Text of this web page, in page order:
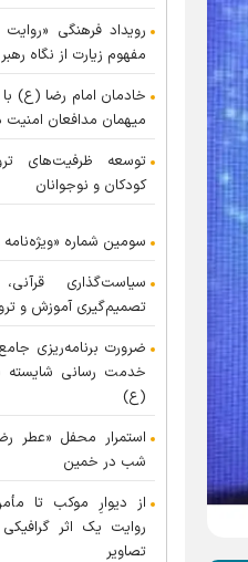
رویداد فرهنگی
مفهوم زیارت از نگاه
خادمان امام رضا (ع)
میهمان مدافعان امنیت
توسعه ظرفیت‌های
کودکان و نوجوانان
سومین شماره «ویژه‌نامه ۱۳۶۸» منتشر شد
سیاست‌گذاری
تصمیم‌گیری آموزش و
ضرورت برنامه‌ریزی
خدمت رسانی شایسته
(ع)
شب در خمین
از دیوارِ موکب تا
روایت یک اثر
تصاویر